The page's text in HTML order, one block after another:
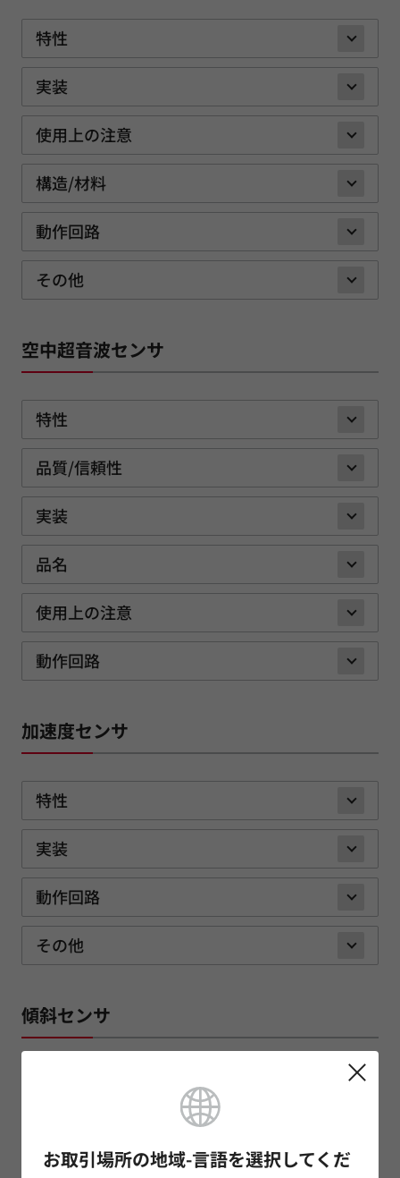
お取引場所の地域-言語を選択してくだ
特性
実装
使用上の注意
構造/材料
動作回路
その他
空中超音波センサ
特性
品質/信頼性
実装
品名
使用上の注意
動作回路
加速度センサ
特性
実装
動作回路
その他
傾斜センサ